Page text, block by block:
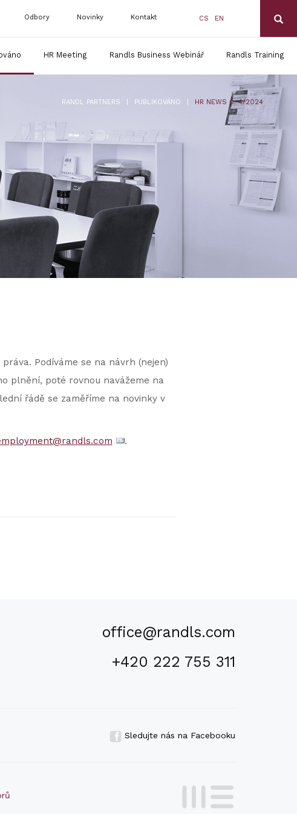
CS EN
Odbory Novinky Kontakt
HR Meeting Randls Business Webinář Randls Training
RANDL PARTNERS PUBLIKOVÁNO HR NEWS Č. 4/2024
Podíváme se na návrh (nejen)
plnění, poté rovnou navážeme na
řádě se zaměříme na novinky v
.
office@randls.com
+420 222 755 311
Sledujte nás na Facebooku